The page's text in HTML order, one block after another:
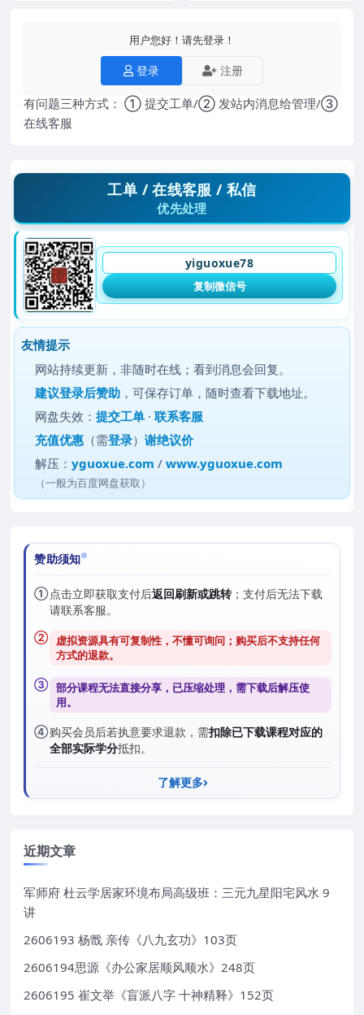
用户您好！请先登录！
登录 注册
有问题三种方式： ① 提交工单/② 发站内消息给管理/③
在线客服
工单 / 在线客服 / 私信
优先处理
yiguoxue78
复制微信号
友情提示
网站持续更新，非随时在线；看到消息会回复。
建议登录后赞助 ，可保存订单，随时查看下载地址。
网盘失效：提交工单 ·联系客服
充值优惠 （需登录）谢绝议价
解压：yguoxue.com /www.yguoxue.com
（一般为百度网盘获取）
赞助须知
①点击立即获取支付后返回刷新或跳转；支付后无法下载
请联系客服。
② 虚拟资源具有可复制性，不懂可询问；购买后不支持任何
方式的退款。
③ 部分课程无法直接分享，已压缩处理，需下载后解压使
用。
④购买会员后若执意要求退款，需扣除已下载课程对应的
全部实际学分抵扣。
了解更多
近期文章
军师府 杜云学居家环境布局高级班：三元九星阳宅风水 9
讲
2606193 杨戬 亲传《八九玄功》103页
2606194思源《办公家居顺风顺水》248页
2606195 崔文举《盲派八字 十神精释》152页